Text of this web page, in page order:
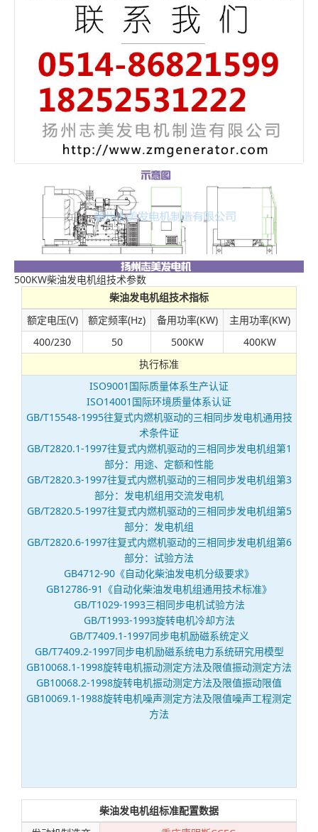
500KW柴油发电机组技术参数
柴油发电机组技术指标
额定电压(V)
额定频率(Hz) 备用功率(KW)
主用功率(KW)
400/230
50 500KW
400KW
执行标准
ISO9001国际质量体系生产认证
ISO14001国际环境质量体系认证
GB/T15548-1995往复式内燃机驱动的三相同步发电机通用技
术条件证
GB/T2820.1-1997往复式内燃机驱动的三相同步发电机组第1
部分：用途、定额和性能
GB/T2820.3-1997往复式内燃机驱动的三相同步发电机组第3
部分：发电机组用交流发电机
GB/T2820.5-1997往复式内燃机驱动的三相同步发电机组第5
部分：发电机组
GB/T2820.6-1997往复式内燃机驱动的三相同步发电机组第6
部分：试验方法
GB4712-90《自动化柴油发电机分级要求》
GB12786-91《自动化柴油发电机组通用技术标准》
GB/T1029-1993三相同步电机试验方法
GB/T1993-1993旋转电机冷却方法
GB/T7409.1-1997同步电机励磁系统定义
GB/T7409.2-1997同步电机励磁系统电力系统研究用模型
GB10068.1-1998旋转电机振动测定方法及限值振动测定方法
GB10068.2-1998旋转电机振动测定方法及限值振动限值
GB10069.1-1988旋转电机噪声测定方法及限值噪声工程测定
方法
柴油发电机组标准配置数据